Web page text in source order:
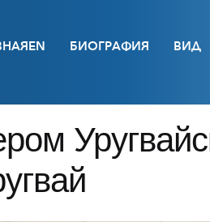
БИОГРАФИЯ ВИД